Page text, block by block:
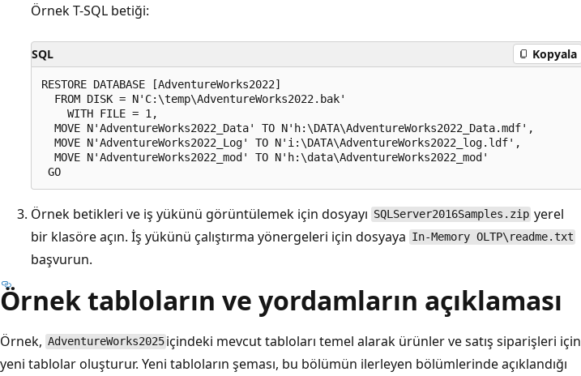
Örnek T-SQL betiği:
SQL Kopyala
RESTORE DATABASE [AdventureWorks2022]
  FROM DISK = N'C:\temp\AdventureWorks2022.bak'
    WITH FILE = 1,
  MOVE N'AdventureWorks2022_Data' TO N'h:\DATA\AdventureWorks2022_Data.mdf',
  MOVE N'AdventureWorks2022_Log' TO N'i:\DATA\AdventureWorks2022_log.ldf',
  MOVE N'AdventureWorks2022_mod' TO N'h:\data\AdventureWorks2022_mod'
Örnek betikleri ve iş yükünü görüntülemek için dosyayı SQLServer2016Samples.zip yerel
bir klasöre açın. İş yükünü çalıştırma yönergeleri için dosyaya In-Memory OLTP\readme.txt
başvurun.
Örnek tabloların ve yordamların açıklaması
Örnek, AdventureWorks2025 içindeki mevcut tabloları temel alarak ürünler ve satış siparişleri için
yeni tablolar oluşturur. Yeni tabloların şeması, bu bölümün ilerleyen bölümlerinde açıklandığı